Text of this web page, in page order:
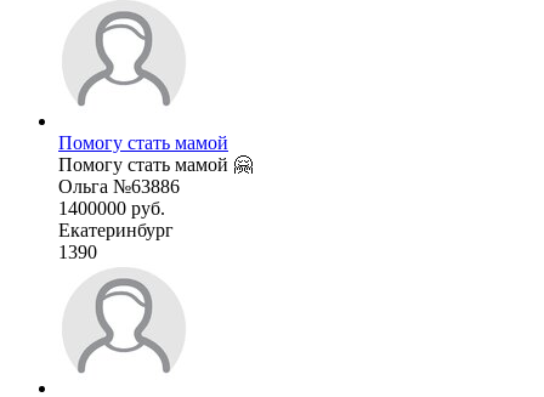
Помогу стать мамой
Помогу стать мамой 🤗
Ольга №63886
1400000 руб.
Екатеринбург
1390